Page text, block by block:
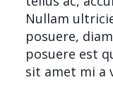
Nullam
posuere,
posuere est
sit amet mi a